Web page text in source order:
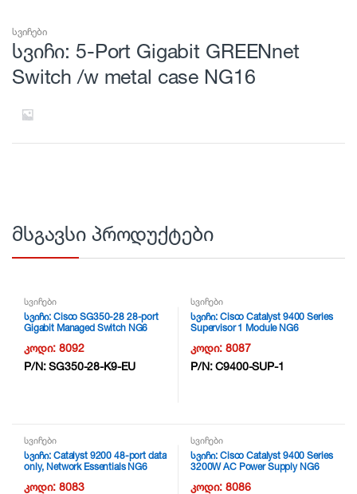
სვიჩები
სვიჩი: 5-Port Gigabit GREENnet
Switch /w metal case NG16
მსგავსი პროდუქტები
სვიჩები
სვიჩი: Cisco SG350-28 28-port
Gigabit Managed Switch NG6
კოდი:8092
P/N:SG350-28-K9-EU
სვიჩები
სვიჩი: Cisco Catalyst 9400 Series
Supervisor 1 Module NG6
კოდი:8087
P/N:C9400-SUP-1
სვიჩები
სვიჩი: Catalyst 9200 48-port data
only, Network Essentials NG6
კოდი:8083
სვიჩები
სვიჩი: Cisco Catalyst 9400 Series
3200W AC Power Supply NG6
კოდი:8086